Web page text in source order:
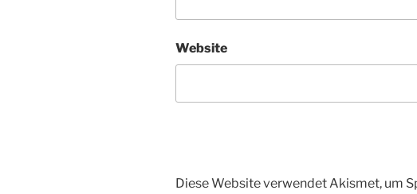
Website
Diese Website verwendet Akismet, um